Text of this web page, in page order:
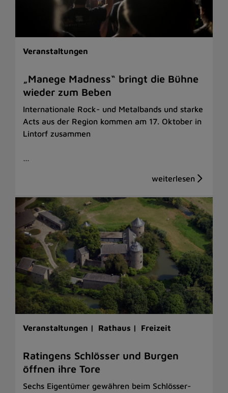
Veranstaltungen
„Manege Madness“ bringt die Bühne
wieder zum Beben
Internationale Rock- und Metalbands und starke
Acts aus der Region kommen am 17. Oktober in
Lintorf zusammen
…
Veranstaltungen | Rathaus | Freizeit
Ratingens Schlösser und Burgen
öffnen ihre Tore
Sechs Eigentümer gewähren beim Schlösser-